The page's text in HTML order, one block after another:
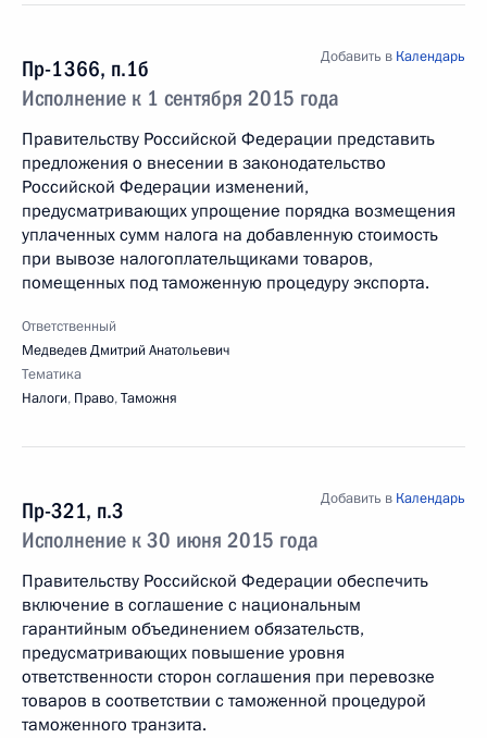
Пр-1366, п.1б
Исполнение к 1 сентября 2015 года
Добавить в Календарь
Правительству Российской Федерации представить
предложения о внесении в законодательство
Российской Федерации изменений,
предусматривающих упрощение порядка возмещения
уплаченных сумм налога на добавленную стоимость
при вывозе налогоплательщиками товаров,
помещенных под таможенную процедуру экспорта.
Ответственный
Медведев Дмитрий Анатольевич
Тематика
Налоги, Право,Таможня
Пр-321, п.3
Исполнение к 30 июня 2015 года
Добавить в Календарь
Правительству Российской Федерации обеспечить
включение в соглашение с национальным
гарантийным объединением обязательств,
предусматривающих повышение уровня
ответственности сторон соглашения при перевозке
товаров в соответствии с таможенной процедурой
таможенного транзита.